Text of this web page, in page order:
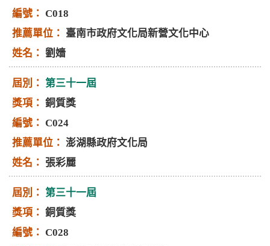
C018
臺南市政府文化局新營文化中心
劉嬙
第三十一屆
銅質獎
C024
澎湖縣政府文化局
張彩麗
第三十一屆
銅質獎
C028